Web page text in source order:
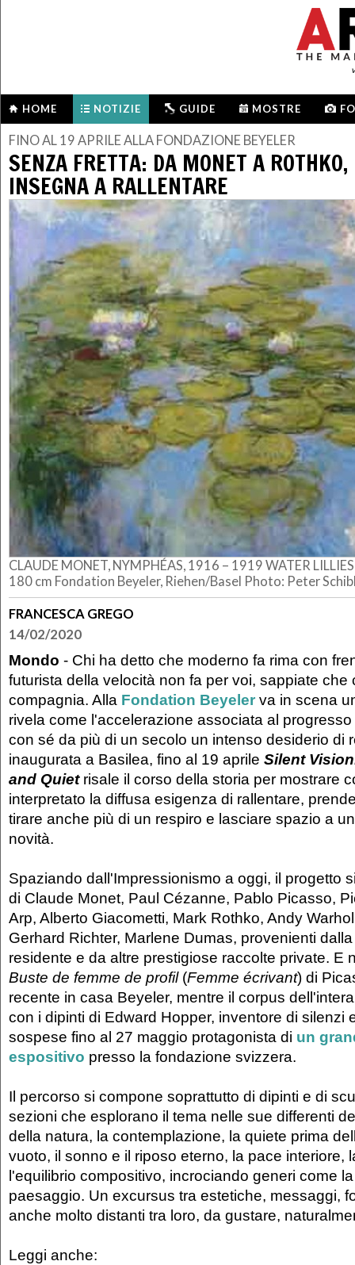
HOME NOTIZIE GUIDE MOSTRE
FINO AL 19 APRILE ALLA FONDAZIONE BEYELER
SENZA FRETTA: DA MONET A ROTHKO,
INSEGNA A RALLENTARE
CLAUDE MONET, NYMPHÉAS, 1916 – 1919 WATER
180 cm Fondation Beyeler, Riehen/Basel Photo: Peter
FRANCESCA GREGO
14/02/2020
Mondo - Chi ha detto che moderno fa rima con
futurista della velocità non fa per voi, sappiate che
compagnia. Alla Fondation Beyeler va in scena
rivela come l'accelerazione associata al
con sé da più di un secolo un intenso desiderio di
inaugurata a Basilea, fino al 19 aprile Silent
and Quietrisale il corso della storia per mostrare
interpretato la diffusa esigenza di rallentare,
tirare anche più di un respiro e lasciare spazio a
novità.
Spaziando dall'Impressionismo a oggi, il progetto
di Claude Monet, Paul Cézanne, Pablo Picasso,
Arp, Alberto Giacometti, Mark Rothko, Andy
Gerhard Richter, Marlene Dumas, provenienti
residente e da altre prestigiose raccolte private. E
Buste de femme de profil(Femme écrivant) di
recente in casa Beyeler, mentre il corpus
con i dipinti di Edward Hopper, inventore di silenzi
sospese fino al 27 maggio protagonista di un
espositivo presso la fondazione svizzera.
Il percorso si compone soprattutto di dipinti e di
sezioni che esplorano il tema nelle sue differenti
della natura, la contemplazione, la quiete prima
vuoto, il sonno e il riposo eterno, la pace interiore,
l'equilibrio compositivo, incrociando generi come
paesaggio. Un excursus tra estetiche, messaggi,
anche molto distanti tra loro, da gustare,
Leggi anche: